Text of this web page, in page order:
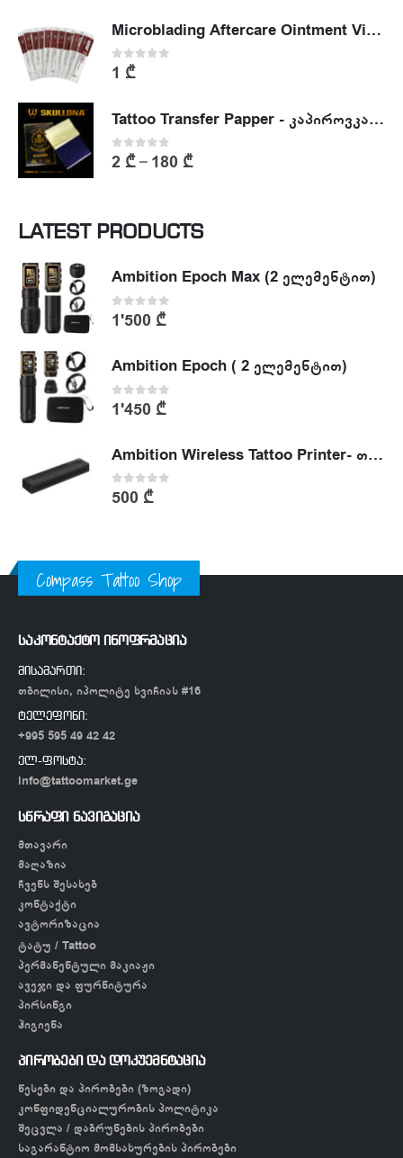
Microblading Aftercare Ointment Vitamin A&D
0 out of 5
1 ₾
Tattoo Transfer Papper - კაპიროვკა - ტატუს ესკიზის კოპირების ქაღალდი
0out of 5
2 ₾– 180 ₾
LATEST PRODUCTS
Ambition Epoch Max (2 ელემენტით)
0out of 5
1'500 ₾
Ambition Epoch ( 2 ელემენტით)
0out of 5
1'450 ₾
Ambition Wireless Tattoo Printer- თერმული პრინტერი
0out of 5
500 ₾
Compass Tattoo Shop
საკონტაქტო ინოფრმაცია
მისამართი:
თბილისი, იპოლიტე ხვიჩიას #16
ტელეფონი:
+995 595 49 42 42
ელ-ფოსტა:
info@tattoomarket.ge
სწრაფი ნავიგაცია
მთავარი
მაღაზია
ჩვენს შესახებ
კონტაქტი
ავტორიზაცია
ტატუ / Tattoo
პერმანენტული მაკიაჟი
ავეჯი და ფურნიტურა
პირსინგი
ჰიგიენა
პირობები და დოკუემნტაცია
წესები და პირობები (ზოგადი)
კონფიდენციალურობის პოლიტიკა
შეცვლა / დაბრუნების პირობები
საგარანტიო მომსახურების პირობები